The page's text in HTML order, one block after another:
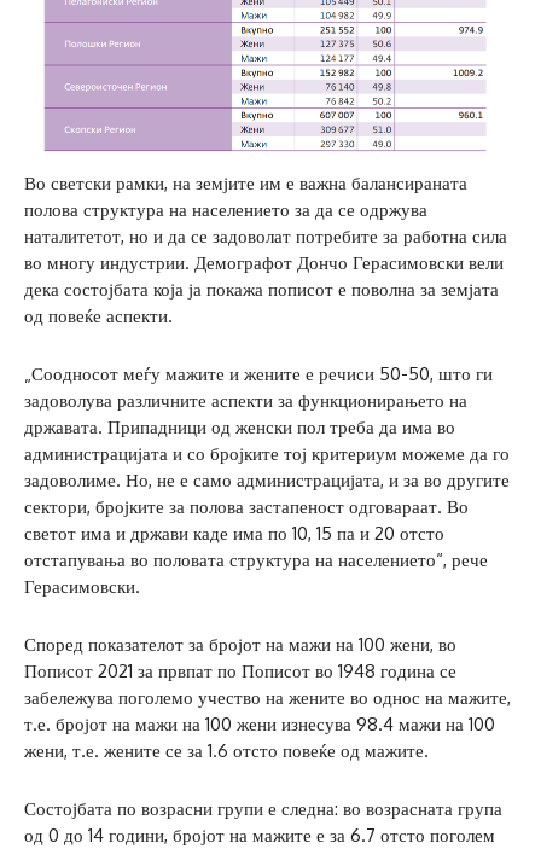
Во светски рамки, на земјите им е важна балансираната
полова структура на населението за да се одржува
наталитетот, но и да се задоволат потребите за работна сила
во многу индустрии. Демографот Дончо Герасимовски вели
дека состојбата која ја покажа пописот е поволна за земјата
од повеќе аспекти.
„Соодносот меѓу мажите и жените е речиси 50-50, што ги
задоволува различните аспекти за функционирањето на
државата. Припадници од женски пол треба да има во
администрацијата и со бројките тој критериум можеме да го
задоволиме. Но, не е само администрацијата, и за во другите
сектори, бројките за полова застапеност одговараат. Во
светот има и држави каде има по 10, 15 па и 20 отсто
отстапувања во половата структура на населението“, рече
Герасимовски.
Според показателот за бројот на мажи на 100 жени, во
Пописот 2021 за првпат по Пописот во 1948 година се
забележува поголемо учество на жените во однос на мажите,
т.е. бројот на мажи на 100 жени изнесува 98.4 мажи на 100
жени, т.е. жените се за 1.6 отсто повеќе од мажите.
Состојбата по возрасни групи е следна: во возрасната група
од 0 до 14 години, бројот на мажите е за 6.7 отсто поголем